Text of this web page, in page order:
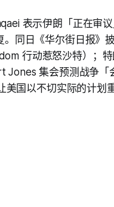
表示伊朗「正在审
同日《华尔街日报》
行动惹怒沙特）；特
集会预测战争「
国以不切实际的计划